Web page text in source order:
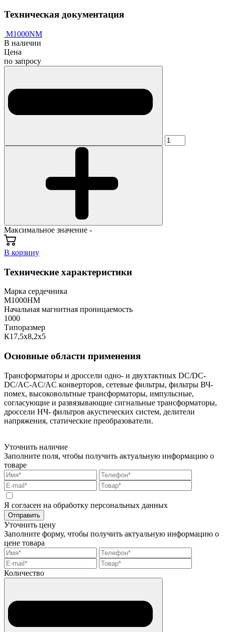
Техническая документация
M1000NM
В наличии
Цена
по запросу
Максимальное значение -
В корзину
Технические характеристики
Марка сердечника
М1000НМ
Начальная магнитная проницаемость
1000
Типоразмер
К17,5х8,2х5
Основные области применения
Трансформаторы и дроссели одно- и двухтактных DC/DC-
DC/AC-AC/AC конверторов, сетевые фильтры, фильтры ВЧ-
помех, высоковольтные трансформаторы, импульсные,
согласующие и развязывающие сигнальные трансформаторы,
дроссели НЧ- фильтров акустических систем, делители
напряжения, статические преобразователи.
Уточнить наличие
Заполните поля, чтобы получить актуальную информацию о
товаре
Я согласен на обработку персональных данных
Отправить
Уточнить цену
Заполните форму, чтобы получить актуальную информацию о
цене товара
Количество